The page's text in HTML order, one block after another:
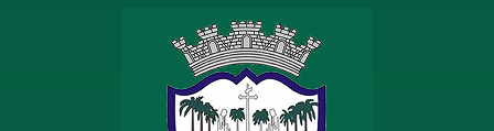
Coqueiral/MG, 02 de julho de 2026. Renato Oliveira
Marques – Prefeito Municipal. Jéssica Pinheiro Silva –